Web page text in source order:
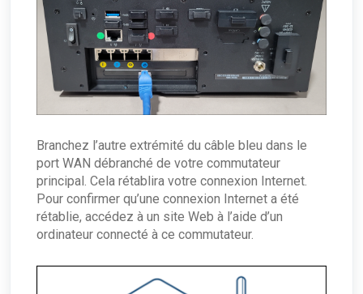
Branchez l’autre extrémité du câble bleu dans le
port WAN débranché de votre commutateur
principal. Cela rétablira votre connexion Internet.
Pour confirmer qu’une connexion Internet a été
rétablie, accédez à un site Web à l’aide d’un
ordinateur connecté à ce commutateur.